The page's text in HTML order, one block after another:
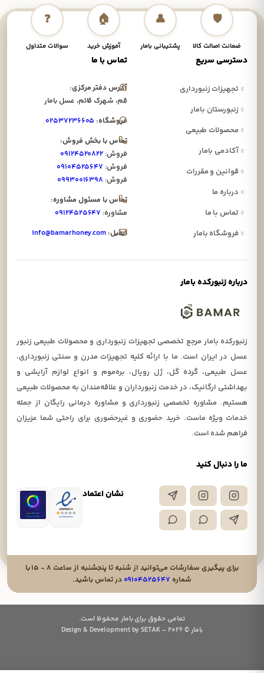
🛡️
ضمانت اصالت کالا
👤
پشتیبانی بامار
🏠
آموزش خرید
❓
سوالات متداول
ما را دنبال کنید
نشان اعتماد
دسترسی سریع
»تجهیزات زنبورداری
»زنبورستان بامار
»محصولات طبیعی
»آکادمی بامار
»قوانین و مقررات
»درباره ما
»تماس با ما
»فروشگاه بامار
تماس با ما
آدرس دفتر مرکزی:
قم، شهرک قائم، عسل بامار
فروشگاه: ۰۲۵۳۷۲۳۶۶۰۵
تماس با بخش فروش:
فروش: ۰۹۱۲۴۵۲۰۸۲۲
فروش: ۰۹۱۰۴۵۲۵۶۴۷
فروش: ۰۹۹۳۰۰۱۶۳۹۸
تماس با مسئول مشاوره:
مشاوره: ۰۹۱۲۴۵۲۵۶۴۷
ایمیل: info@bamarhoney.com
درباره زنبورکده بامار
زنبورکده بامار مرجع تخصصی تجهیزات زنبورداری و محصولات طبیعی زنبور
عسل در ایران است. ما با ارائه کلیه تجهیزات مدرن و سنتی زنبورداری،
عسل طبیعی، گرده گل، ژل رویال، بره‌موم و انواع لوازم آرایشی و
بهداشتی ارگانیک، در خدمت زنبورداران و علاقه‌مندان به محصولات طبیعی
هستیم. مشاوره تخصصی زنبورداری و مشاوره درمانی رایگان از جمله
خدمات ویژه ماست. خرید حضوری و غیرحضوری برای راحتی شما عزیزان
فراهم شده است.
برای پیگیری سفارشات می‌توانید از شنبه تا پنجشنبه از ساعت ۸ - ۱۵ با
شماره ۰۹۱۰۴۵۲۵۶۴۷در تماس باشید.
تمامی حقوق برای بامار محفوظ است.
بامار © 2026 - Design & Development by SETAK